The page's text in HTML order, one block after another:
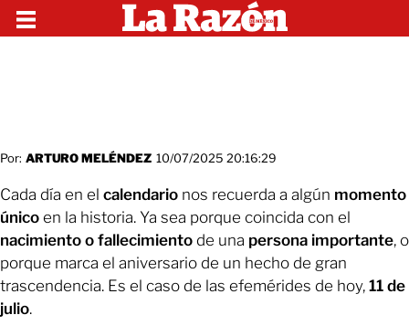
Por: ARTURO MELÉNDEZ 10/07/2025 20:16:29
Cada día en el calendario nos recuerda a algún momento
único en la historia. Ya sea porque coincida con el
nacimiento o fallecimiento de una persona importante, o
porque marca el aniversario de un hecho de gran
trascendencia. Es el caso de las efemérides de hoy, 11 de
julio.